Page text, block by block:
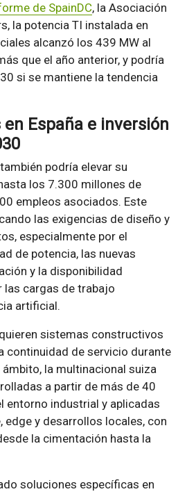
de SpainDC, la Asociación
la potencia TI instalada en
alcanzó los 439 MW al
que el año anterior, y podría
si se mantiene la tendencia
España e inversión
podría elevar su
los 7.300 millones de
empleos asociados. Este
las exigencias de diseño y
especialmente por el
de potencia, las nuevas
y la disponibilidad
las cargas de trabajo
artificial.
sistemas constructivos
continuidad de servicio durante
la multinacional suiza
a partir de más de 40
entorno industrial y aplicadas
edge y desarrollos locales, con
la cimentación hasta la
soluciones específicas en